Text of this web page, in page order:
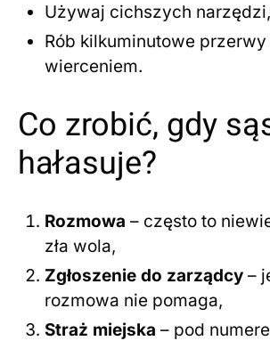
Używaj cichszych narzędzi,
Rób kilkuminutowe
wierceniem.
Co zrobić, gdy
hałasuje?
Rozmowa – często to
zła wola,
Zgłoszenie do zarządcy –
rozmowa nie pomaga,
Straż miejska – pod